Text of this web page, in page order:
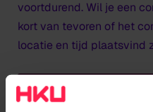
voortdurend. Wil je een
kort van tevoren of het
locatie en tijd plaatsvind
BEKIJK DE CONCERTEN